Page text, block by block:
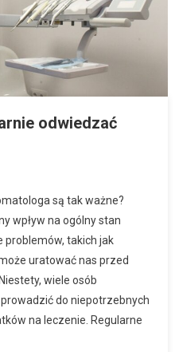
odwiedzać
są tak ważne?
wpływ na ogólny stan
problemów, takich jak
uratować nas przed
wiele osób
do niepotrzebnych
na leczenie. Regularne